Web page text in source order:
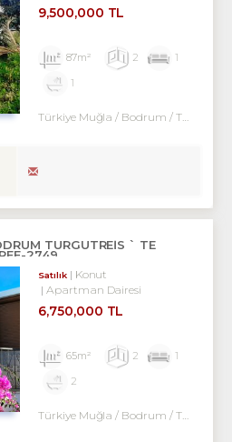
9,500,000 TL
87m² 2
1
1
Türkiye Muğla / Bodrum / Turgutreis
TURGUTREİS ` TE
2749
Satılık
Konut
Apartman Dairesi
6,750,000 TL
65m² 2
1
2
Türkiye Muğla / Bodrum / Turgutreis